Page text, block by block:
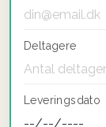
Deltagere
Leveringsdato